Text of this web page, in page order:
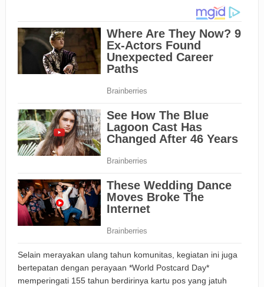
Selain merayakan ulang tahun komunitas, kegiatan ini juga
bertepatan dengan perayaan *World Postcard Day*
memperingati 155 tahun berdirinya kartu pos yang jatuh